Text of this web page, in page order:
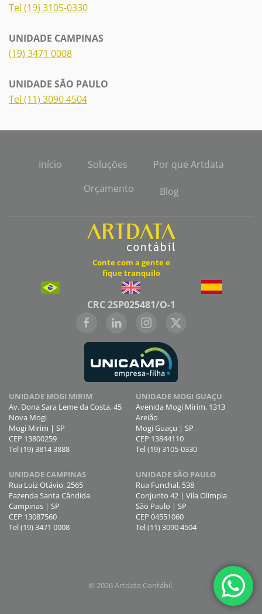
Tel (19) 3105-0330
UNIDADE CAMPINAS
(19) 3471 0008
UNIDADE SÃO PAULO
Tel (11) 3090 4504
Início Soluções
Por que Artdata
Orçamento
Blog
Conte com a gente e
fique tranquilo
CRC 2SP025481/O-1
UNIDADE MOGI MIRIM
Av. Dona Sara Leme da Costa, 45
Nova Mogi
Mogi Mirim | SP
CEP 13800259
Tel (19) 3814 3888
UNIDADE MOGI GUAÇU
Avenida Mogi Mirim, 1313
Areião
Mogi Guaçu | SP
CEP 13844110
Tel (19) 3105-0330
UNIDADE CAMPINAS
Rua Luiz Otávio, 2565
Fazenda Santa Cândida
Campinas | SP
CEP 13087560
Tel (19) 3471 0008
UNIDADE SÃO PAULO
Rua Funchal, 538
Conjunto 42 | Vila Olímpia
São Paulo | SP
CEP 04551060
Tel (11) 3090 4504
© 2026Artdata Contábil.